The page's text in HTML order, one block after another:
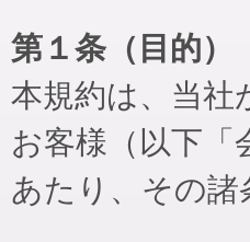
第１条（目的）
本規約は、当社
お客様（以下
あたり、その